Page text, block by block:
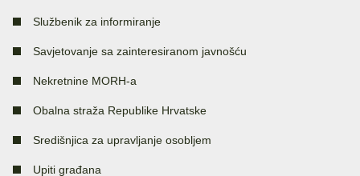
Službenik za informiranje
Savjetovanje sa zainteresiranom javnošću
Nekretnine MORH-a
Obalna straža Republike Hrvatske
Središnjica za upravljanje osobljem
Upiti građana